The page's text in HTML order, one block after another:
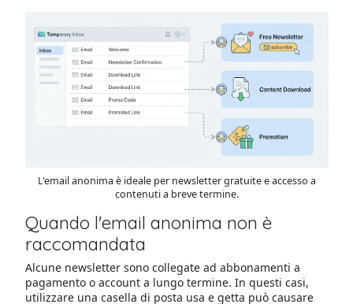
L'email anonima è ideale per newsletter gratuite e accesso a
contenuti a breve termine.
Quando l'email anonima non è
raccomandata
Alcune newsletter sono collegate ad abbonamenti a
pagamento o account a lungo termine. In questi casi,
utilizzare una casella di posta usa e getta può causare